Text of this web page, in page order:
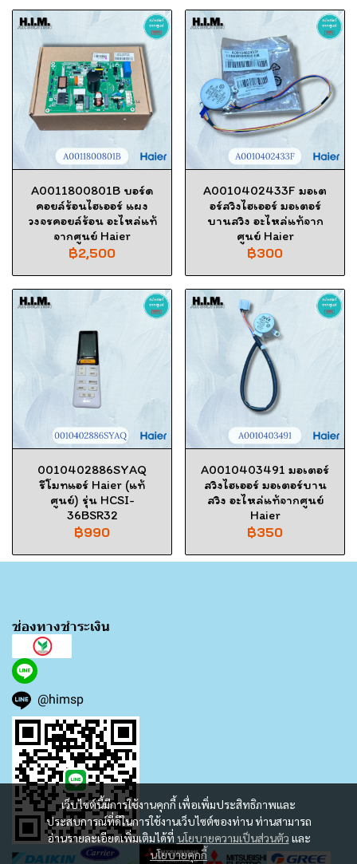
A0011800801B บอร์ด
คอยล์ร้อนไฮเออร์ แผง
วงจรคอยล์ร้อน อะไหล่แท้
จากศูนย์ Haier
฿2,500
A0010402433F มอเต
อร์สวิงไฮเออร์ มอเตอร์
บานสวิง อะไหล่แท้จาก
ศูนย์ Haier
฿300
0010402886SYAQ
รีโมทแอร์ Haier (แท้
ศูนย์) รุ่น HCSI-
36BSR32
฿990
A0010403491 มอเตอร์
สวิงไฮเออร์ มอเตอร์บาน
สวิง อะไหล่แท้จากศูนย์
Haier
฿350
เว็บไซต์นี้มีการใช้งานคุกกี้ เพื่อเพิ่มประสิทธิภาพและ
ประสบการณ์ที่ดีในการใช้งานเว็บไซต์ของท่าน ท่านสามารถ
อ่านรายละเอียดเพิ่มเติมได้ที่ นโยบายความเป็นส่วนตัว และ
นโยบายคุกกี้
ช่องทางชำระเงิน
@himsp